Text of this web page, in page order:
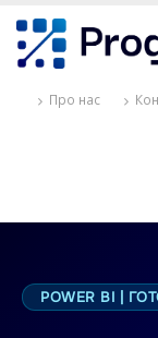
до
основного
Про нас
POWER BI |